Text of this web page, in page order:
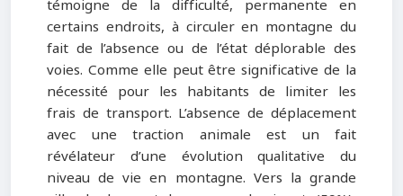
témoigne de la difficulté, permanente en
certains endroits, à circuler en montagne du
fait de l’absence ou de l’état déplorable des
voies. Comme elle peut être significative de la
nécessité pour les habitants de limiter les
frais de transport. L’absence de déplacement
avec une traction animale est un fait
révélateur d’une évolution qualitative du
niveau de vie en montagne. Vers la grande